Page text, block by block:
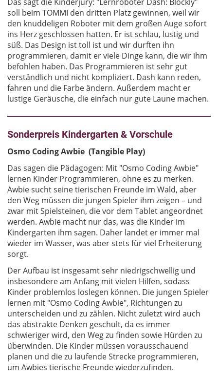
soll beim TOMMI den dritten Platz gewinnen, weil wir
den knuddeligen Roboter mit dem großen Auge sofort
ins Herz geschlossen hatten. Er ist schlau, lustig und
süß. Das Design ist toll ist und wir durften ihn
programmieren, damit er viele Dinge kann, die wir ihm
befohlen haben. Das Programmieren ist sehr gut
verständlich und nicht kompliziert. Dash kann reden,
fahren und die Farbe ändern. Außerdem macht er
lustige Geräusche, die einfach nur gute Laune machen.
Sonderpreis Kindergarten & Vorschule
Osmo Coding Awbie (Tangible Play)
Das sagen die Pädagogen: Mit "Osmo Coding Awbie"
lernen Kinder Programmieren, ohne es zu merken.
Awbie sucht seine tierischen Freunde im Wald, aber
den Weg müssen die jungen Spieler ihm zeigen – und
zwar mit Spielsteinen, die vor dem Tablet angeordnet
werden. Awbie macht nur das, was die Kinder im
Kindergarten ihm sagen. Daher landet er immer mal
wieder im Wasser, was aber stets für viel Erheiterung
sorgt.
Der Aufbau ist insgesamt sehr niedrigschwellig und
insbesondere am Anfang mit vielen Hilfen, sodass
Kinder problemlos loslegen können. Die jungen Spieler
lernen mit "Osmo Coding Awbie", Richtungen zu
unterscheiden und zu zählen. Nicht zuletzt wird auch
das abstrakte Denken geschult, da es immer
schwieriger wird, den Weg zu finden sowie Hürden zu
überwinden. Die Kinder müssen vorausschauend
planen und die zu laufende Strecke programmieren,
um Awbies tierische Freunde wiederzufinden.